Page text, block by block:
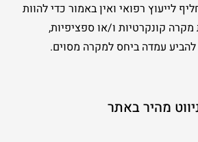
לייעוץ רפואי ואין באמור כדי להוות
מקרה קונקרטיות ו/או ספציפיות,
להביע עמדה ביחס למקרה מסוים.
מהיר באתר